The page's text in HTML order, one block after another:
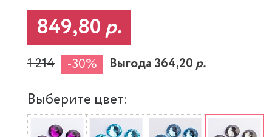
849,80р.
1 214 -30% Выгода 364,20р.
Выберите цвет: